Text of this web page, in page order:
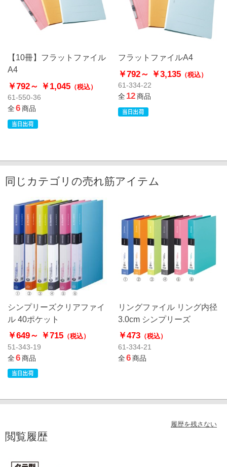
【10冊】フラットファイル
A4
￥792～ ￥1,045 （税込）
61-550-36
全6商品
フラットファイルA4
￥792～ ￥3,135（税込）
61-334-22
全12商品
同じカテゴリの売れ筋アイテム
シンプリーズクリアファイ
ル 40ポケット
￥649～ ￥715 （税込）
51-343-19
全6商品
リングファイル リング内径
3.0cm シンプリーズ
￥473（税込）
61-334-21
全6商品
履歴を残さない
閲覧履歴